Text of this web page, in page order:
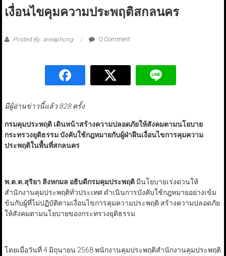
เงื่อนไขคุมความประพฤติสกลนคร
Posted By: aneaphong 0 Comment
มีผู้อ่านข่าวนี้แล้ว 828 ครั้ง
กรมคุมประพฤติ เดินหน้าสร้างความปลอดภัยให้สังคมตามนโยบาย
กระทรวงยุติธรรม บังคับใช้กฎหมายกับผู้ฝ่าฝืนเงื่อนไขการคุมความ
ประพฤติในพื้นที่สกลนคร
พ.ต.ต.สุริยา สิงหกมล อธิบดีกรมคุมประพฤติมีนโยบายเร่งด่วนให้
สำนักงานคุมประพฤติทั่วประเทศ ดำเนินการบังคับใช้กฎหมายอย่างเข้ม
ข้นกับผู้ที่ไม่ปฏิบัติตามเงื่อนไขการคุมความประพฤติ สร้างความปลอดภัย
ให้สังคมตามนโยบายของกระทรวงยุติธรรม
โดยเมื่อวันที่ 4 มิถุนายน 2568 พนักงานคุมประพฤติสำนักงานคุมประพฤติ